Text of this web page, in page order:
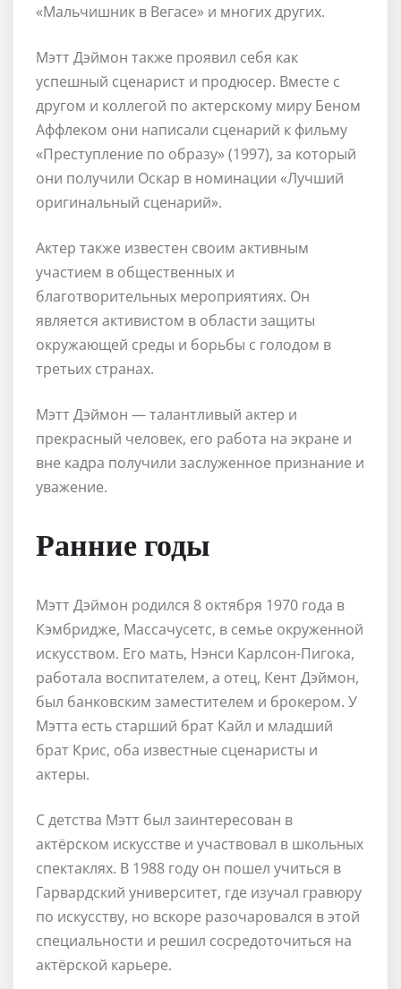
«Мальчишник в Вегасе» и многих других.
Мэтт Дэймон также проявил себя как
успешный сценарист и продюсер. Вместе с
другом и коллегой по актерскому миру Беном
Аффлеком они написали сценарий к фильму
«Преступление по образу» (1997), за который
они получили Оскар в номинации «Лучший
оригинальный сценарий».
Актер также известен своим активным
участием в общественных и
благотворительных мероприятиях. Он
является активистом в области защиты
окружающей среды и борьбы с голодом в
третьих странах.
Мэтт Дэймон — талантливый актер и
прекрасный человек, его работа на экране и
вне кадра получили заслуженное признание и
уважение.
Ранние годы
Мэтт Дэймон родился 8 октября 1970 года в
Кэмбридже, Массачусетс, в семье окруженной
искусством. Его мать, Нэнси Карлсон-Пигока,
работала воспитателем, а отец, Кент Дэймон,
был банковским заместителем и брокером. У
Мэтта есть старший брат Кайл и младший
брат Крис, оба известные сценаристы и
актеры.
С детства Мэтт был заинтересован в
актёрском искусстве и участвовал в школьных
спектаклях. В 1988 году он пошел учиться в
Гарвардский университет, где изучал гравюру
по искусству, но вскоре разочаровался в этой
специальности и решил сосредоточиться на
актёрской карьере.